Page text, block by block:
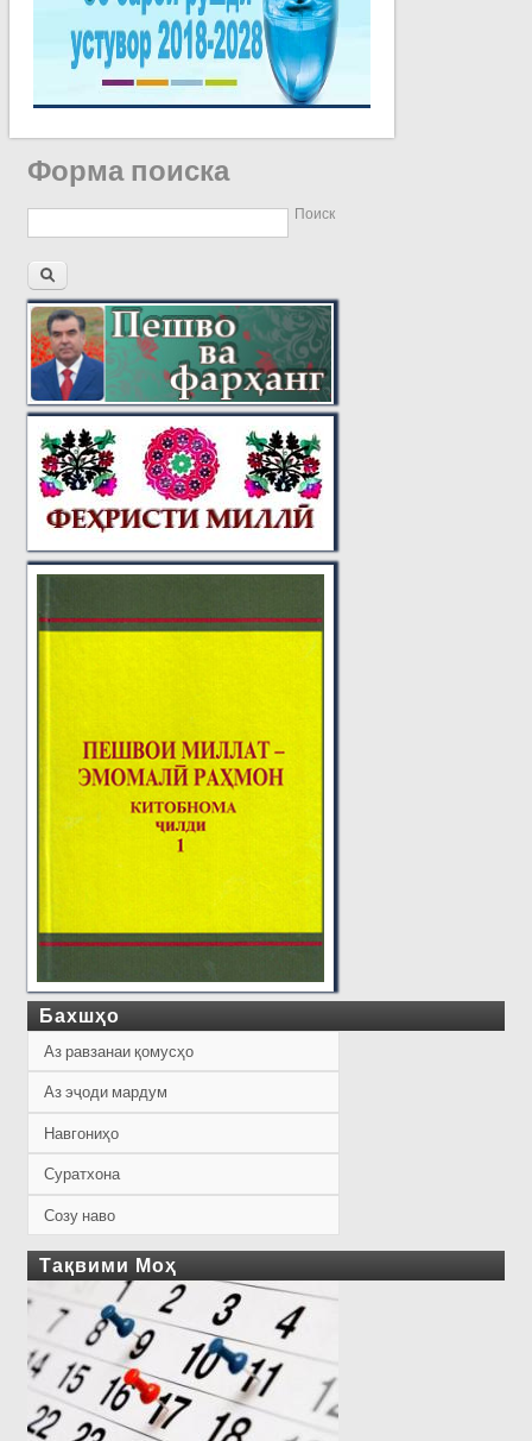
Форма поиска
Поиск
Бахшҳо
Аз равзанаи қомусҳо
Аз эҷоди мардум
Навгониҳо
Суратхона
Созу наво
Тақвими Моҳ